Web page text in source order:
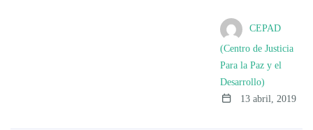
CEPAD
(Centro de Justicia
Para la Paz y el
Desarrollo)
13 abril, 2019